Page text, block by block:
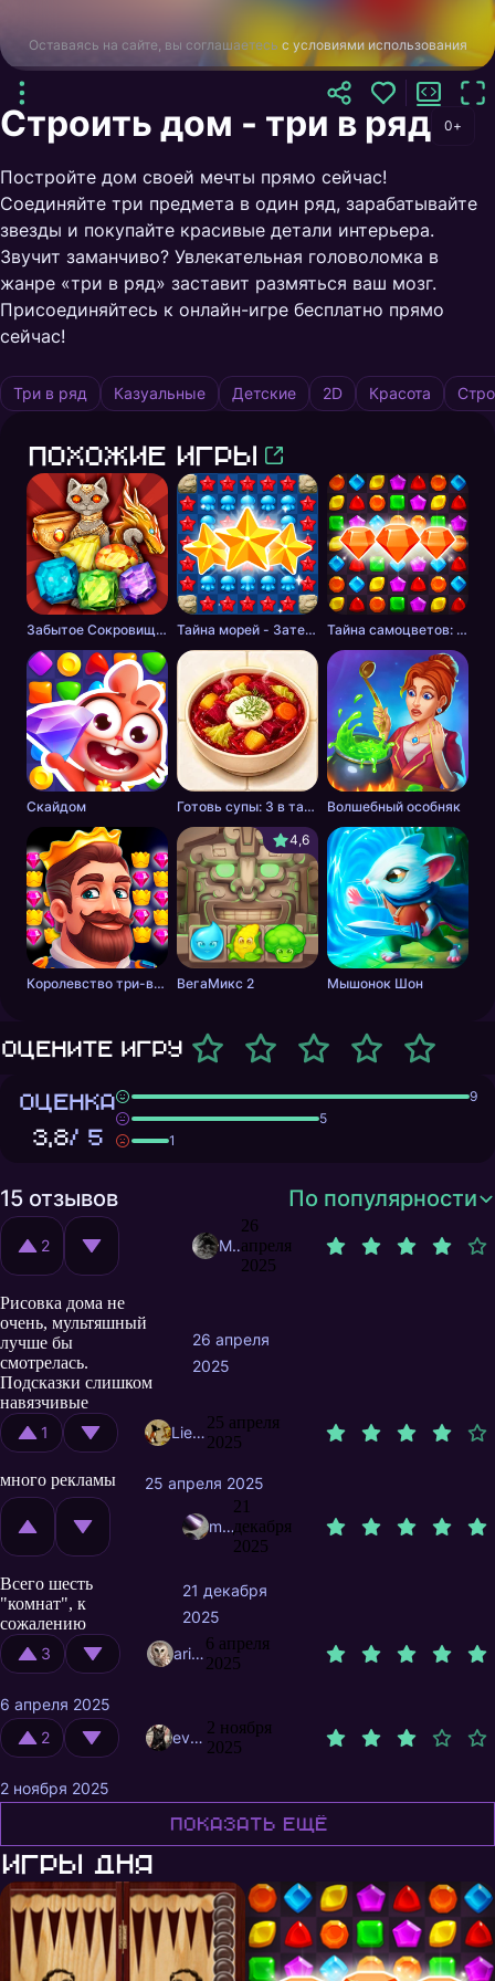
Оставаясь на сайте, вы соглашаетесь с условиями использования
Строить дом - три в ряд 0+
Постройте дом своей мечты прямо сейчас!
Соединяйте три предмета в один ряд, зарабатывайте
звезды и покупайте красивые детали интерьера.
Звучит заманчиво? Увлекательная головоломка в
жанре «три в ряд» заставит размяться ваш мозг.
Присоединяйтесь к онлайн-игре бесплатно прямо
сейчас!
Три в ряд Казуальные Детские 2D Красота
Похожие игры
Забытое Сокровище 2 - три в ряд Тайна морей - Затерянные сокровища: Три в ряд Тайна самоцветов: ключ сокровищ - три в ряд
Скайдом Готовь супы: 3 в тарелку Волшебный особняк
Королевство три-в-ряд
4,6
ВегаМикс 2 Мышонок Шон
Оцените игру
ОЦЕНКА
3,8/ 5
9
5
1
15 отзывов По популярности
2 Metida121
26
апреля
2025
Рисовка дома не
очень, мультяшный
лучше бы
смотрелась.
Подсказки слишком
навязчивые
26 апреля
2025
1 Lienka
25 апреля
2025
много рекламы
25 апреля 2025
mcleen
21
декабря
2025
Всего шесть
"комнат", к
сожалению
21 декабря
2025
3
ariika
6 апреля
2025
6 апреля 2025
2
evmix
2 ноября
2025
2 ноября 2025
Показать ещё
Игры дня